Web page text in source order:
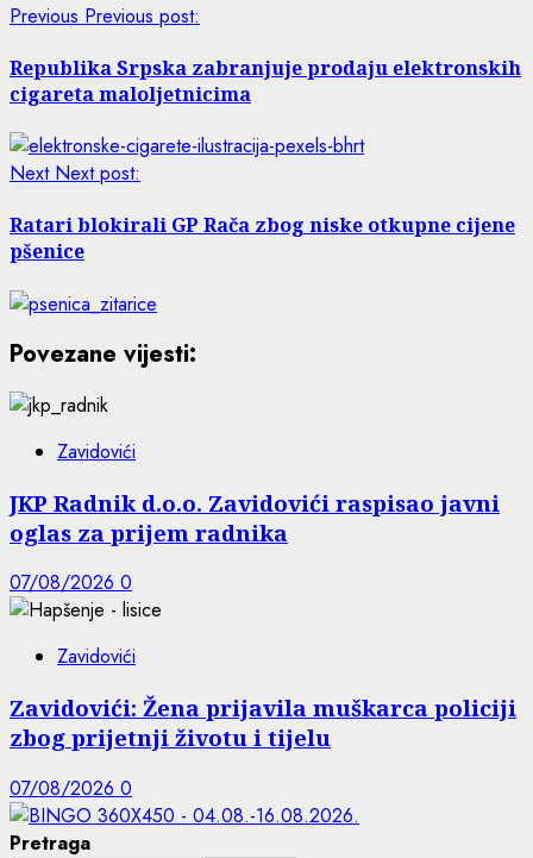
Previous Previous post:
Republika Srpska zabranjuje prodaju elektronskih
cigareta maloljetnicima
Next Next post:
Ratari blokirali GP Rača zbog niske otkupne cijene
pšenice
Povezane vijesti:
Zavidovići
JKP Radnik d.o.o. Zavidovići raspisao javni
oglas za prijem radnika
07/08/2026 0
Zavidovići
Zavidovići: Žena prijavila muškarca policiji
zbog prijetnji životu i tijelu
07/08/2026 0
Pretraga